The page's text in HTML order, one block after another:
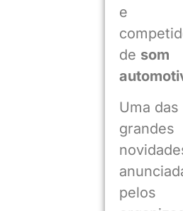
e
de som
Uma das
grandes
pelos